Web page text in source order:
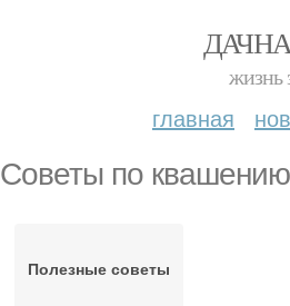
жизнь
главная
Советы по квашению
Полезные советы